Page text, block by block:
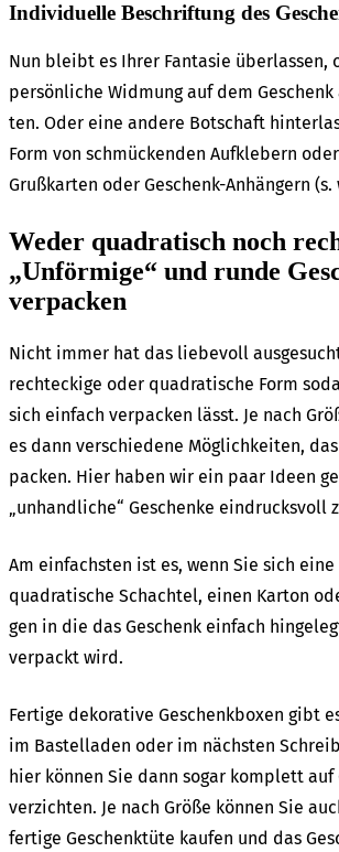
Indi­vi­du­el­le Beschrif­tung des
Nun bleibt es Ihrer Fanta­sie über­las­sen,
persön­li­che Widmung auf dem
ten. Oder eine ande­re Botschaft
Form von schmü­cken­den Aufkle­bern
Gruß­kar­ten oder Geschenk-Anhän­gern
Weder quadra­tisch noch
„Unför­mi­ge“ und runde
verpa­cken
Nicht immer hat das liebe­voll
recht­ecki­ge oder quadra­ti­sche Form
sich einfach verpa­cken lässt. Je nach
es dann verschie­de­ne Möglich­kei­ten,
pa­cken. Hier haben wir ein paar Ideen
„unhand­li­che“ Geschen­ke eindrucks­voll
Am einfachs­ten ist es, wenn Sie sich
quadra­ti­sche Schach­tel, einen Karton
gen in die das Geschenk einfach
verpackt wird.
Ferti­ge deko­ra­ti­ve Geschenk­bo­xen gibt
im Bastel­la­den oder im nächs­ten
hier können Sie dann sogar komplett auf
verzich­ten. Je nach Größe können Sie
ferti­ge Geschenk­tü­te kaufen und das